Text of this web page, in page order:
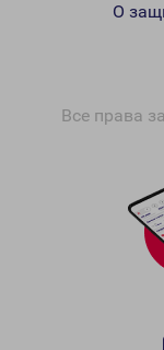
Все права
О